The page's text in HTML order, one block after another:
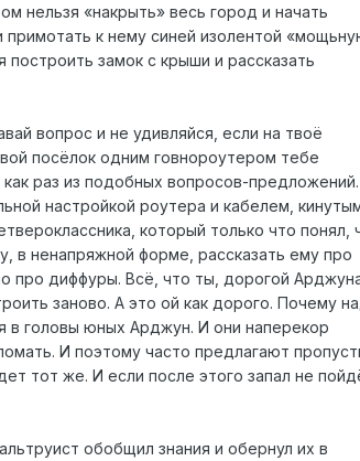
нельзя «накрыть» весь город и начать
к нему синей изолентой
замок с крыши и рассказать
вопрос и не удивляйся, если на твоё
посёлок одним говнороутером тебе
раз из подобных вопросов-предложений.
настройкой роутера и кабелем,
который только что понял,
в ненапряжной форме, рассказать ему про
про диффуры. Всё, что ты, дорогой
заново. А это ой как дорого. Почему
в головы юных Арджун. И они наперекор
И поэтому часто предлагают
тот же. И если после этого запал не
обобщил знания и обернул их в